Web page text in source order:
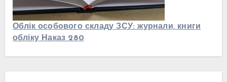
Облік особового складу ЗСУ: журнали, книги
обліку Наказ 280